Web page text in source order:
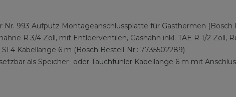
Nr. 993 Aufputz Montageanschlussplatte für Gasthermen (Bosch
R 3/4 Zoll, mit Entleerventilen, Gashahn inkl. TAE R 1/2 Zoll,
Kabellänge 6 m (Bosch Bestell-Nr.: 7735502289)
als Speicher- oder Tauchfühler Kabellänge 6 m mit